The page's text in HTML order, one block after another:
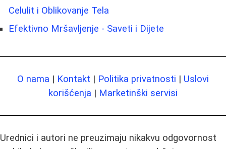
Celulit i Oblikovanje Tela
Efektivno Mršavljenje - Saveti i Dijete
O nama | Kontakt | Politika privatnosti | Uslovi
korišćenja | Marketinški servisi
Urednici i autori ne preuzimaju nikakvu odgovornost